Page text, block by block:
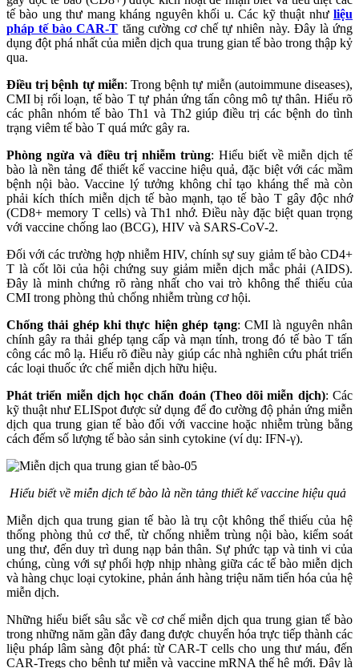
tế bào ung thư mang kháng nguyên khối u. Các kỹ thuật như liệu
pháp tế bào CAR-T tăng cường cơ chế tự nhiên này. Đây là ứng
dụng đột phá nhất của miễn dịch qua trung gian tế bào trong thập kỷ
qua.
Điều trị bệnh tự miễn: Trong bệnh tự miễn (autoimmune diseases),
CMI bị rối loạn, tế bào T tự phản ứng tấn công mô tự thân. Hiểu rõ
các phân nhóm tế bào Th1 và Th2 giúp điều trị các bệnh do tình
trạng viêm tế bào T quá mức gây ra.
Phòng ngừa và điều trị nhiễm trùng: Hiểu biết về miễn dịch tế
bào là nền tảng để thiết kế vaccine hiệu quả, đặc biệt với các mầm
bệnh nội bào. Vaccine lý tưởng không chỉ tạo kháng thể mà còn
phải kích thích miễn dịch tế bào mạnh, tạo tế bào T gây độc nhớ
(CD8+ memory T cells) và Th1 nhớ. Điều này đặc biệt quan trọng
với vaccine chống lao (BCG), HIV và SARS-CoV-2.
Đối với các trường hợp nhiễm HIV, chính sự suy giảm tế bào CD4+
T là cốt lõi của hội chứng suy giảm miễn dịch mắc phải (AIDS).
Đây là minh chứng rõ ràng nhất cho vai trò không thể thiếu của
CMI trong phòng thủ chống nhiễm trùng cơ hội.
Chống thải ghép khi thực hiện ghép tạng: CMI là nguyên nhân
chính gây ra thải ghép tạng cấp và mạn tính, trong đó tế bào T tấn
công các mô lạ. Hiểu rõ điều này giúp các nhà nghiên cứu phát triển
các loại thuốc ức chế miễn dịch hữu hiệu.
Phát triển miễn dịch học chẩn đoán (Theo dõi miễn dịch): Các
kỹ thuật như ELISpot được sử dụng để đo cường độ phản ứng miễn
dịch qua trung gian tế bào đối với vaccine hoặc nhiễm trùng bằng
cách đếm số lượng tế bào sản sinh cytokine (ví dụ: IFN-γ).
Hiểu biết về miễn dịch tế bào là nền tảng thiết kế vaccine hiệu quả
Miễn dịch qua trung gian tế bào là trụ cột không thể thiếu của hệ
thống phòng thủ cơ thể, từ chống nhiễm trùng nội bào, kiểm soát
ung thư, đến duy trì dung nạp bản thân. Sự phức tạp và tinh vi của
chúng, cùng với sự phối hợp nhịp nhàng giữa các tế bào miễn dịch
và hàng chục loại cytokine, phản ánh hàng triệu năm tiến hóa của hệ
miễn dịch.
Những hiểu biết sâu sắc về cơ chế miễn dịch qua trung gian tế bào
trong những năm gần đây đang được chuyển hóa trực tiếp thành các
liệu pháp lâm sàng đột phá: từ CAR-T cells cho ung thư máu, đến
CAR-Tregs cho bệnh tự miễn và vaccine mRNA thế hệ mới. Đây là